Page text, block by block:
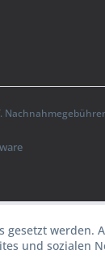
werden.
und sozialen